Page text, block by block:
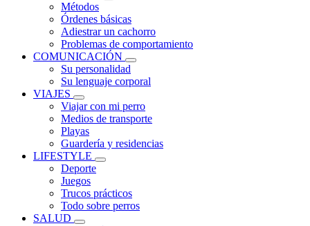
Métodos
Órdenes básicas
Adiestrar un cachorro
Problemas de comportamiento
COMUNICACIÓN
Su personalidad
Su lenguaje corporal
VIAJES
Viajar con mi perro
Medios de transporte
Playas
Guardería y residencias
LIFESTYLE
Deporte
Juegos
Trucos prácticos
Todo sobre perros
SALUD